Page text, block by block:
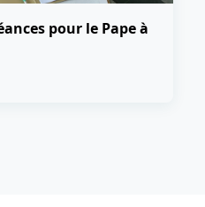
pour le Pape à